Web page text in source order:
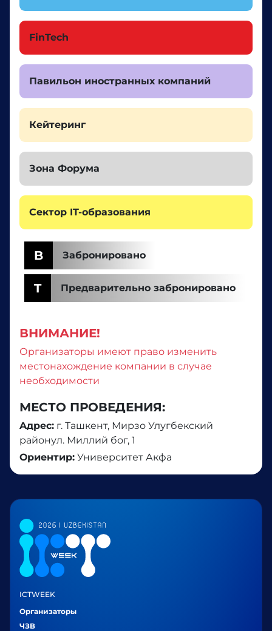
FinTech
Павильон иностранных компаний
Кейтеринг
Зона Форума
Сектор IT-образования
B Забронировано
T Предварительно забронировано
ВНИМАНИЕ!
Организаторы имеют право изменить
местонахождение компании в случае
необходимости
МЕСТО ПРОВЕДЕНИЯ:
Aдрес: г. Ташкент, Мирзо Улугбекский
районул. Миллий бог, 1
Ориентир: Университет Акфа
ICTWEEK
Организаторы
ЧЗВ